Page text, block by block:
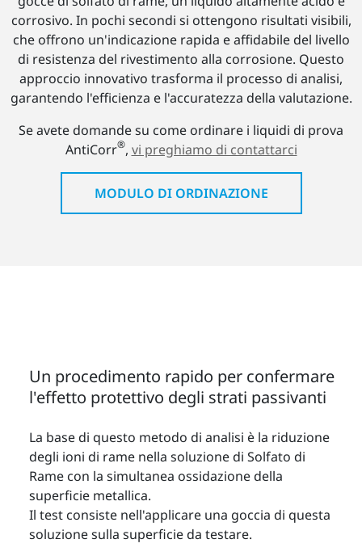
corrosivo. In pochi secondi si ottengono risultati visibili,
che offrono un'indicazione rapida e affidabile del livello
di resistenza del rivestimento alla corrosione. Questo
approccio innovativo trasforma il processo di analisi,
garantendo l'efficienza e l'accuratezza della valutazione.
Se avete domande su come ordinare i liquidi di prova
AntiCorr®, vi preghiamo di contattarci
MODULO DI ORDINAZIONE
Un procedimento rapido per confermare
l'effetto protettivo degli strati passivanti
La base di questo metodo di analisi è la riduzione
degli ioni di rame nella soluzione di Solfato di
Rame con la simultanea ossidazione della
superficie metallica.
Il test consiste nell'applicare una goccia di questa
soluzione sulla superficie da testare.